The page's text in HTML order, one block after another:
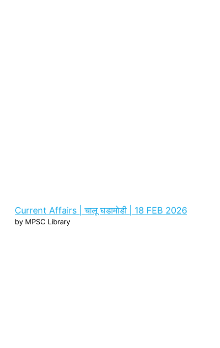
Current Affairs | चालू घडामोडी | 18 FEB 2026
by MPSC Library